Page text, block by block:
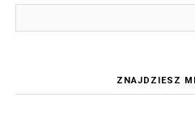
ZNAJDZIESZ